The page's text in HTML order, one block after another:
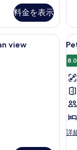
料金を表示
写
真
を
表
示
す
る
の
詳
細
ーフティボックス (室内)
view
Pet
No
の
す
べ
8.0
詳
Pet